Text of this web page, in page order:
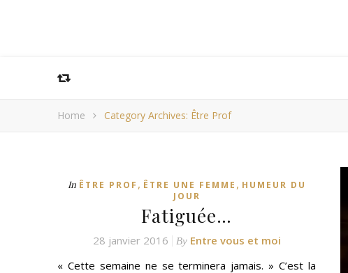
Home Category Archives: Être Prof
In ÊTRE PROF , ÊTRE UNE FEMME , HUMEUR DU
JOUR
Fatiguée…
28 janvier 2016 By Entre vous et moi
« Cette semaine ne se terminera jamais. » C’est la